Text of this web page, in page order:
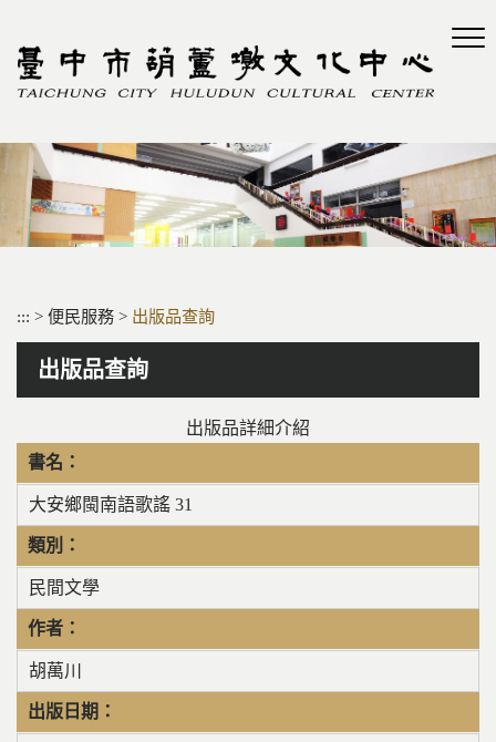
區
::: > 便民服務 > 出版品查詢
出版品查詢
出版品詳細介紹
書名：
大安鄉閩南語歌謠 31
類別：
民間文學
作者：
胡萬川
出版日期：